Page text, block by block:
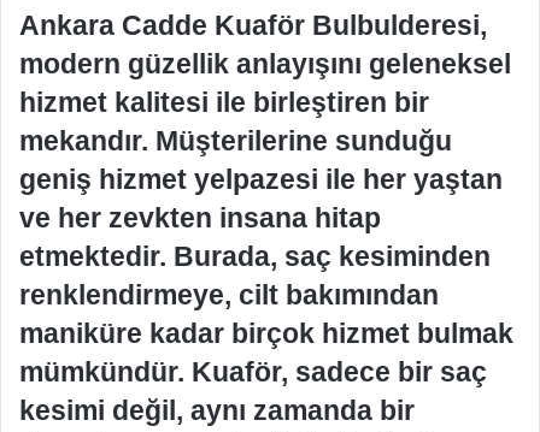
Ankara Cadde Kuaför Bulbulderesi,
modern güzellik anlayışını geleneksel
hizmet kalitesi ile birleştiren bir
mekandır. Müşterilerine sunduğu
geniş hizmet yelpazesi ile her yaştan
ve her zevkten insana hitap
etmektedir. Burada, saç kesiminden
renklendirmeye, cilt bakımından
maniküre kadar birçok hizmet bulmak
mümkündür. Kuaför, sadece bir saç
kesimi değil, aynı zamanda bir